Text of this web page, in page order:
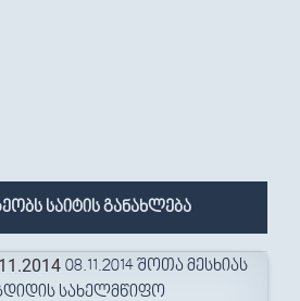
საიტის განახლება
08.11.2014 ᲨᲝᲗᲐ ᲛᲔᲡᲮᲘᲐᲡ
ᲡᲐᲮᲔᲚᲛᲬᲘᲤᲝ